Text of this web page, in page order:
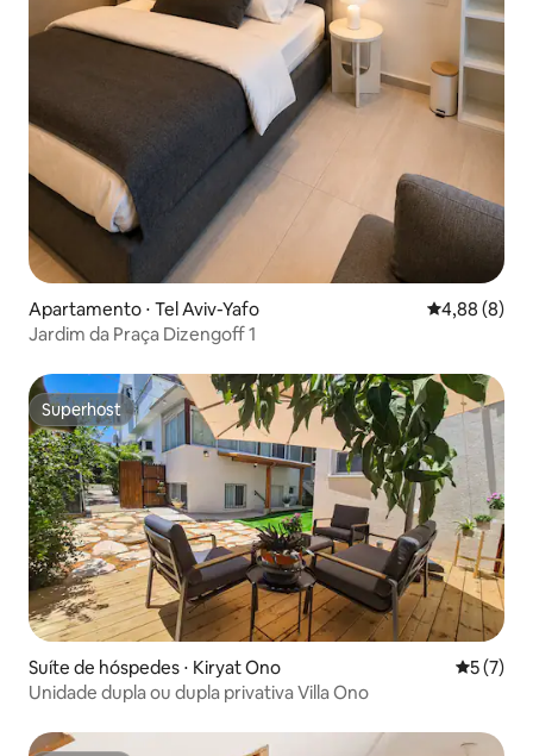
Apartamento ⋅ Tel Aviv-Yafo 4,88 de uma
4,88 (8)
Jardim da Praça Dizengoff 1
Superhost
Superhost
Suíte de hóspedes ⋅ Kiryat Ono 5 de
5 (7)
Unidade dupla ou dupla privativa Villa Ono